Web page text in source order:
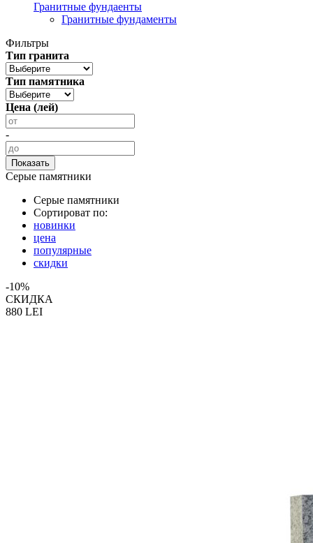
Гранитные фундаенты
Гранитные фундаменты
Фильтры
Тип гранита
Тип памятника
Цена (лей)
-
Серые памятники
Серые памятники
Сортироват по:
новинки
цена
популярные
скидки
-10%
СКИДКА
880 LEI